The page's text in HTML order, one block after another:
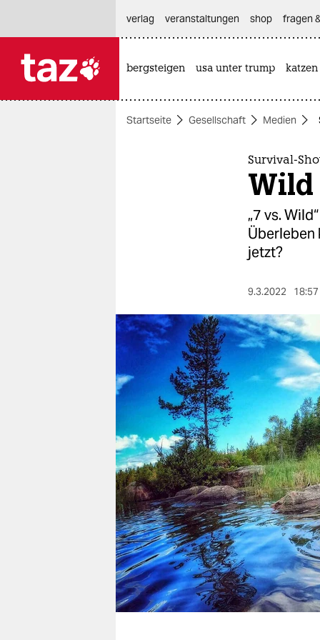
themen
berlin
nord
wahrheit
verlag
verlag
veranstaltungen
shop
fragen & hilfe
unterstützen
abo
genossenschaft
verlag
veranstaltungen shop fragen
bergsteigen usa unter trump katzen
Startseite Gesellschaft Medien
Survival-
Wild
„7 vs.
Überleben
jetzt?
9.3.2022